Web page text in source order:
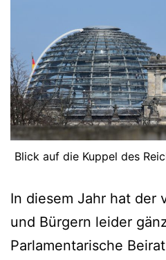
Blick auf die Kuppel des
In diesem Jahr hat der
und Bürgern leider
Parlamentarische